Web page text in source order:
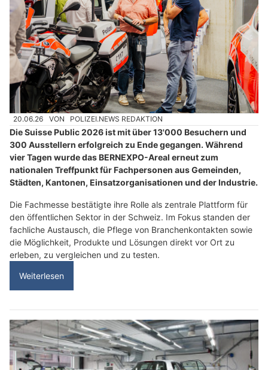
20.06.26 VON POLIZEI.NEWS REDAKTION
Die Suisse Public 2026 ist mit über 13'000 Besuchern und
300 Ausstellern erfolgreich zu Ende gegangen. Während
vier Tagen wurde das BERNEXPO-Areal erneut zum
nationalen Treffpunkt für Fachpersonen aus Gemeinden,
Städten, Kantonen, Einsatzorganisationen und der Industrie.
Die Fachmesse bestätigte ihre Rolle als zentrale Plattform für
den öffentlichen Sektor in der Schweiz. Im Fokus standen der
fachliche Austausch, die Pflege von Branchenkontakten sowie
die Möglichkeit, Produkte und Lösungen direkt vor Ort zu
erleben, zu vergleichen und zu testen.
Weiterlesen